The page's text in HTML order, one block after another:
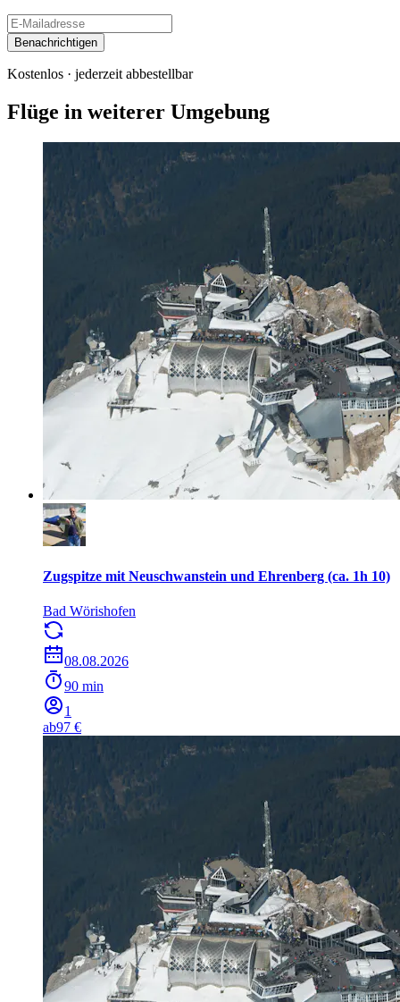
Benachrichtigen
Kostenlos · jederzeit abbestellbar
Flüge in weiterer Umgebung
Zugspitze mit Neuschwanstein und Ehrenberg (ca. 1h 10)
Bad Wörishofen
08.08.2026
90 min
1
ab97 €